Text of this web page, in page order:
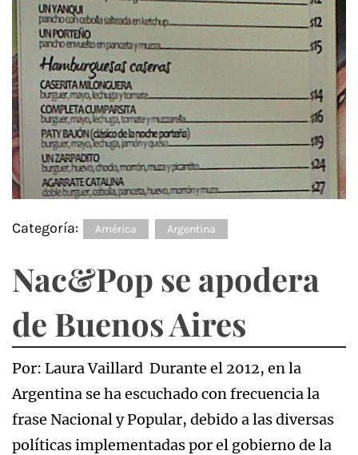
Categoría: América Argentina
Nac&Pop se apodera
de Buenos Aires
Por: Laura Vaillard Durante el 2012, en la
Argentina se ha escuchado con frecuencia la
frase Nacional y Popular, debido a las diversas
políticas implementadas por el gobierno de la